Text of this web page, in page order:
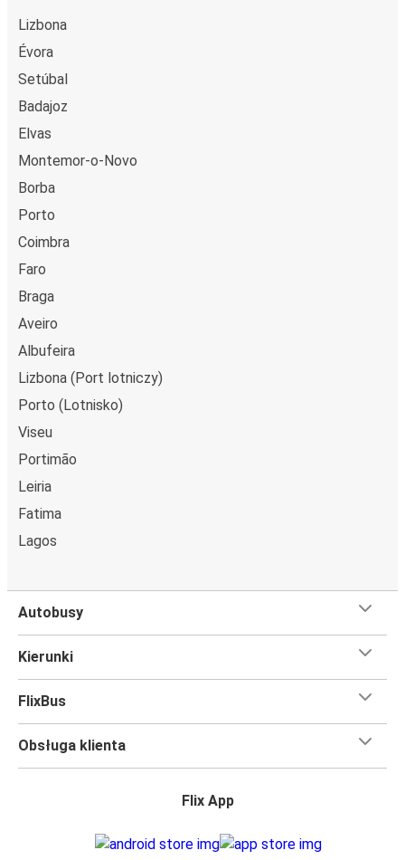
Lizbona
Évora
Setúbal
Badajoz
Elvas
Montemor-o-Novo
Borba
Porto
Coimbra
Faro
Braga
Aveiro
Albufeira
Lizbona (Port lotniczy)
Porto (Lotnisko)
Viseu
Portimão
Leiria
Fatima
Lagos
Autobusy
Kierunki
FlixBus
Obsługa klienta
Flix App